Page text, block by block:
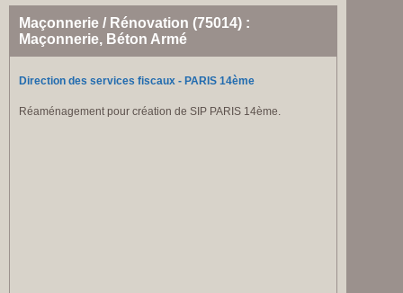
Maçonnerie / Rénovation (75014) :
Maçonnerie, Béton Armé
Direction des services fiscaux - PARIS 14ème
Réaménagement pour création de SIP PARIS 14ème.